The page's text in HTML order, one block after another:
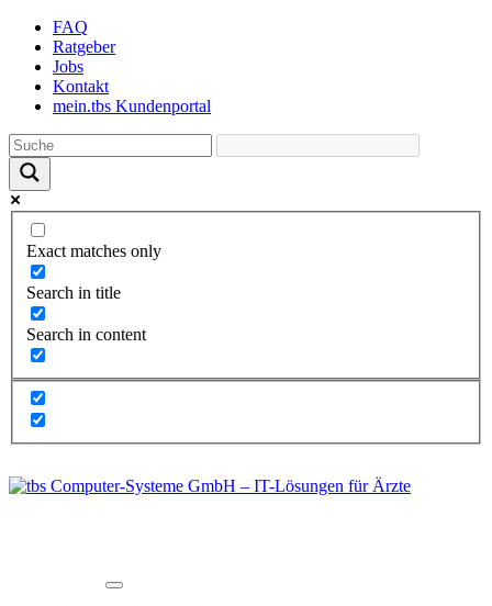
Skip
content
FAQ
Ratgeber
Jobs
Kontakt
mein.tbs Kundenportal
Exact matches only
Search in title
Search in content